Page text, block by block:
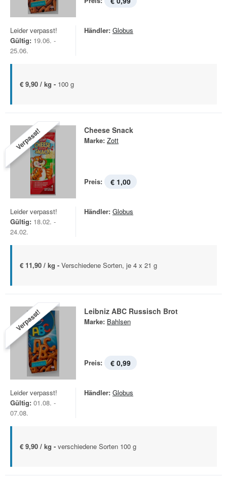
Leider verpasst!
Gültig: 19.06. -
25.06.
Händler: Globus
€ 9,90 / kg - 100 g
Verpasst! Cheese Snack
Marke: Zott
Preis: € 1,00
Leider verpasst!
Gültig: 18.02. -
24.02.
Händler: Globus
€ 11,90 / kg - Verschiedene Sorten, je 4 x 21 g
Verpasst! Leibniz ABC Russisch Brot
Marke: Bahlsen
Preis: € 0,99
Leider verpasst!
Gültig: 01.08. -
07.08.
Händler: Globus
€ 9,90 / kg - verschiedene Sorten 100 g